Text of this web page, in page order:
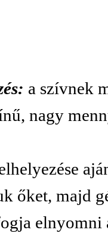
a szívnek
nagy
őket, majd
elnyomni